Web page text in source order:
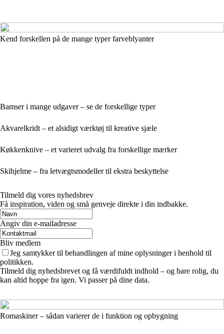
Kend forskellen på de mange typer farveblyanter
Bamser i mange udgaver – se de forskellige typer
Akvarelkridt – et alsidigt værktøj til kreative sjæle
Køkkenknive – et varieret udvalg fra forskellige mærker
Skihjelme – fra letvægtsmodeller til ekstra beskyttelse
Tilmeld dig vores nyhedsbrev
Få inspiration, viden og små genveje direkte i din indbakke.
Angiv din e-mailadresse
Bliv medlem
Jeg samtykker til behandlingen af mine oplysninger i henhold til
politikken.
Tilmeld dig nyhedsbrevet og få værdifuldt indhold – og bare rolig, du
kan altid hoppe fra igen. Vi passer på dine data.
Romaskiner – sådan varierer de i funktion og opbygning